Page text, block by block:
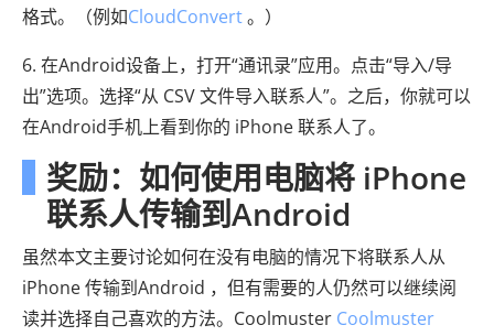
格式。（例如CloudConvert。）
6. 在Android设备上，打开“通讯录”应用。点击“导入/导
出”选项。选择“从 CSV 文件导入联系人”。之后，你就可以
在Android手机上看到你的 iPhone 联系人了。
奖励：如何使用电脑将 iPhone
联系人传输到Android
虽然本文主要讨论如何在没有电脑的情况下将联系人从
iPhone 传输到Android ，但有需要的人仍然可以继续阅
读并选择自己喜欢的方法。Coolmuster Coolmuster